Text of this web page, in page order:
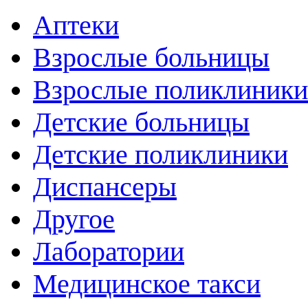
Аптеки
Взрослые больницы
Взрослые поликлиники
Детские больницы
Детские поликлиники
Диспансеры
Другое
Лаборатории
Медицинское такси